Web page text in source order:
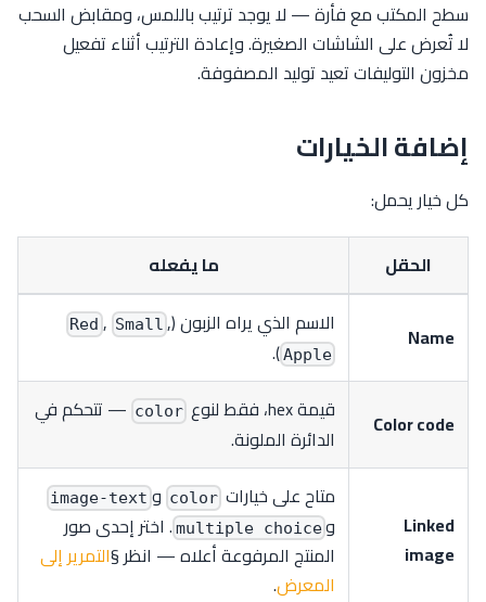
سطح المكتب مع فأرة — لا يوجد ترتيب باللمس، ومقابض السحب
لا تُعرض على الشاشات الصغيرة. وإعادة الترتيب أثناء تفعيل
مخزون التوليفات تعيد توليد المصفوفة.
إضافة الخيارات
كل خيار يحمل:
الحقل
ما يفعله
Name الاسم الذي يراه الزبون ( Red , Small ,
Apple
).
Color code قيمة hex، فقط لنوع color — تتحكم في
الدائرة الملونة.
Linked
image
متاح على خيارات color و image-text
وmultiple choice . اختر إحدى صور
المنتج المرفوعة أعلاه — انظر §التمرير إلى
المعرض.